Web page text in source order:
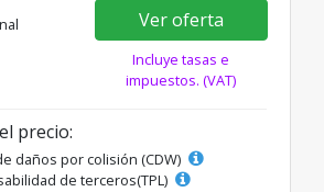
Ver oferta
Incluye tasas e
impuestos. (VAT)
precio:
daños por colisión (CDW)
de terceros(TPL)